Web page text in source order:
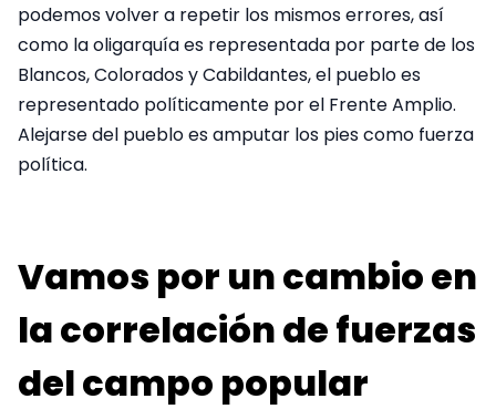
podemos volver a repetir los mismos errores, así
como la oligarquía es representada por parte de los
Blancos, Colorados y Cabildantes, el pueblo es
representado políticamente por el Frente Amplio.
Alejarse del pueblo es amputar los pies como fuerza
política.
Vamos por un cambio en
la correlación de fuerzas
del campo popular